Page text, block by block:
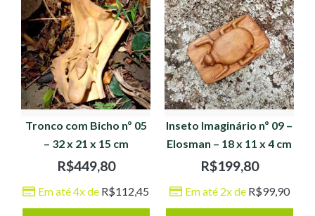
Tronco com Bicho nº 05
– 32 x 21 x 15 cm
R$449,80
Em até 4x de R$112,45
Inseto Imaginário nº 09 –
Elosman – 18 x 11 x 4 cm
R$199,80
Em até 2x de R$99,90